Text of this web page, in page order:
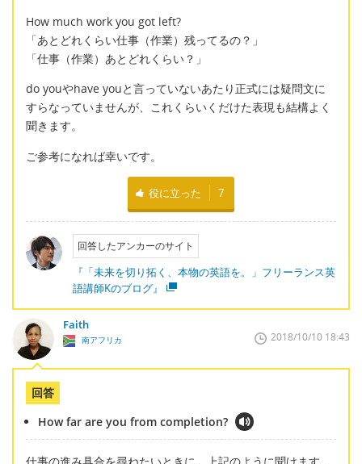
How much work you got left?
「あとどれくらい仕事（作業）残ってるの？」
「仕事（作業）あとどれくらい？」
do youやhave youと言っていないあたり正式には疑問文に
すらなっていませんが、これくらいくだけた表現も結構よく
聞きます。
ご参考になれば幸いです。
役に立った 7
回答したアンカーのサイト
『「未来を切り拓く、本物の英語を。」フリーランス英
語講師Kのブログ』
Faith
南アフリカ 2018/10/10 18:43
回答
How far are you from completion?
仕事の進み具合を尋ねたいときに、上記のように聞けます。